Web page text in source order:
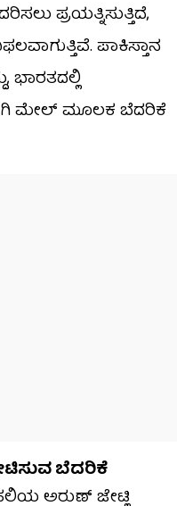
ಪ್ರಯತ್ನಿಸುತ್ತಿದೆ,
ಪಾಕಿಸ್ತಾನ
ಭಾರತದಲ್ಲಿ
ಮೇಲ್ ಮೂಲಕ ಬೆದರಿಕೆ
ಬೆದರಿಕೆ
ಅರುಣ್ ಜೇಟ್ಲಿ